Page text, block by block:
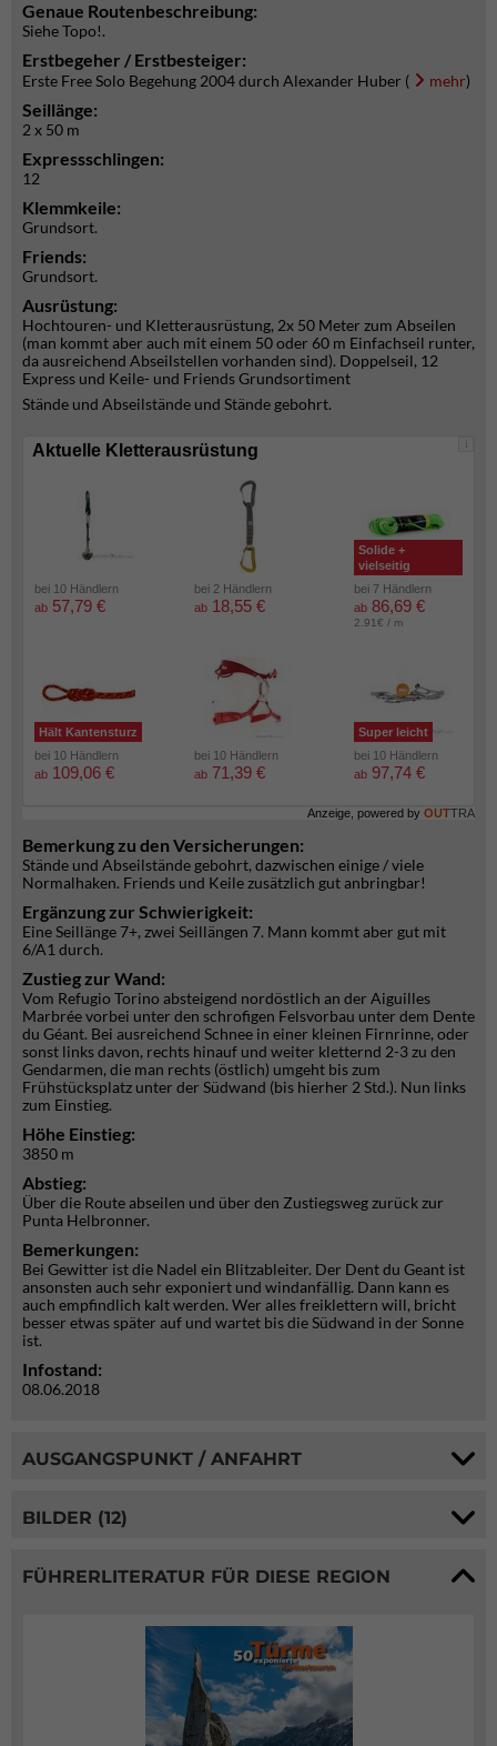
Genaue Routenbeschreibung:
Siehe Topo!.
Erstbegeher / Erstbesteiger:
Erste Free Solo Begehung 2004 durch Alexander Huber ( mehr)
Seillänge:
2 x 50 m
Expressschlingen:
12
Klemmkeile:
Grundsort.
Friends:
Grundsort.
Ausrüstung:
Hochtouren- und Kletterausrüstung, 2x 50 Meter zum Abseilen
(man kommt aber auch mit einem 50 oder 60 m Einfachseil runter,
da ausreichend Abseilstellen vorhanden sind). Doppelseil, 12
Express und Keile- und Friends Grundsortiment
Stände und Abseilstände und Stände gebohrt.
i
Aktuelle Kletterausrüstung
bei 10 Händlern
ab 57,79 €
bei 2 Händlern
ab 18,55 €
Solide +
vielseitig
bei 7 Händlern
ab 86,69 €
2.91€ / m
Hält Kantensturz
bei 10 Händlern
ab 109,06 €
bei 10 Händlern
ab 71,39 €
Super leicht
bei 10 Händlern
ab 97,74 €
Anzeige, powered by OUTTRA
Bemerkung zu den Versicherungen:
Stände und Abseilstände gebohrt, dazwischen einige / viele
Normalhaken. Friends und Keile zusätzlich gut anbringbar!
Ergänzung zur Schwierigkeit:
Eine Seillänge 7+, zwei Seillängen 7. Mann kommt aber gut mit
6/A1 durch.
Zustieg zur Wand:
Vom Refugio Torino absteigend nordöstlich an der Aiguilles
Marbrée vorbei unter den schrofigen Felsvorbau unter dem Dente
du Géant. Bei ausreichend Schnee in einer kleinen Firnrinne, oder
sonst links davon, rechts hinauf und weiter kletternd 2-3 zu den
Gendarmen, die man rechts (östlich) umgeht bis zum
Frühstücksplatz unter der Südwand (bis hierher 2 Std.). Nun links
zum Einstieg.
Höhe Einstieg:
3850 m
Abstieg:
Über die Route abseilen und über den Zustiegsweg zurück zur
Punta Helbronner.
Bemerkungen:
Bei Gewitter ist die Nadel ein Blitzableiter. Der Dent du Geant ist
ansonsten auch sehr exponiert und windanfällig. Dann kann es
auch empfindlich kalt werden. Wer alles freiklettern will, bricht
besser etwas später auf und wartet bis die Südwand in der Sonne
ist.
Infostand:
08.06.2018
AUSGANGSPUNKT / ANFAHRT
BILDER (12)
FÜHRERLITERATUR FÜR DIESE REGION